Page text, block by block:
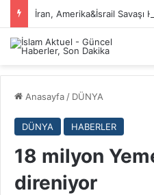
İran, Amerika&İsrail Savaşı
Anasayfa / DÜNYA
DÜNYA HABERLER
18 milyon
direniyor